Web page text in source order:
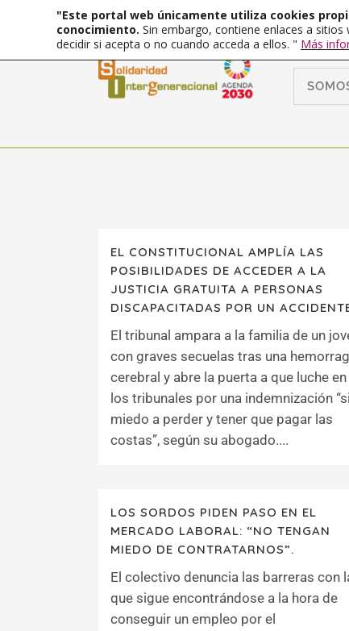
EL CONSTITUCIONAL AMPLÍA LAS
POSIBILIDADES DE ACCEDER A LA
JUSTICIA GRATUITA A PERSONAS
DISCAPACITADAS POR UN
El tribunal ampara a la familia de un
con graves secuelas tras una
cerebral y abre la puerta a que luche en
los tribunales por una indemnización
miedo a perder y tener que pagar las
costas”, según su abogado....
LOS SORDOS PIDEN PASO EN EL
MERCADO LABORAL: “NO TENGAN
MIEDO DE CONTRATARNOS”.
El colectivo denuncia las barreras con
que sigue encontrándose a la hora de
conseguir un empleo por el
"Este portal web únicamente utiliza cookies
conocimiento. Sin embargo, contiene enlaces a
decidir si acepta o no cuando acceda a ellos. " Más